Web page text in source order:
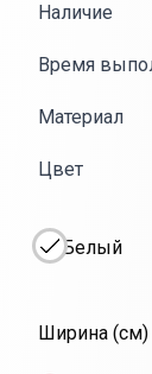
Наличие
Время
Материал
Цвет
Белый
Ширина
Ширина (см)